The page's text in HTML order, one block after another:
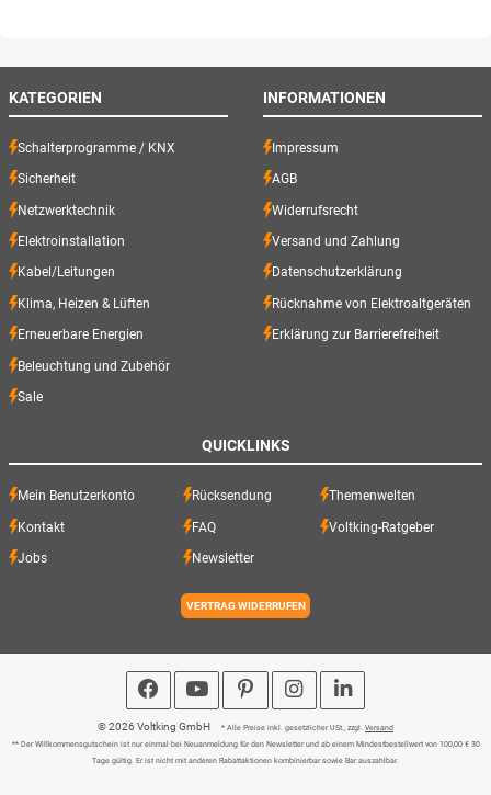
KATEGORIEN
Schalterprogramme / KNX
Sicherheit
Netzwerktechnik
Elektroinstallation
Kabel/Leitungen
Klima, Heizen & Lüften
Erneuerbare Energien
Beleuchtung und Zubehör
Sale
INFORMATIONEN
Impressum
AGB
Widerrufsrecht
Versand und Zahlung
Datenschutzerklärung
Rücknahme von Elektroaltgeräten
Erklärung zur Barrierefreiheit
QUICKLINKS
Mein Benutzerkonto Rücksendung Themenwelten
Kontakt FAQ Voltking-Ratgeber
Jobs Newsletter
VERTRAG WIDERRUFEN
© 2026 Voltking GmbH * Alle Preise inkl. gesetzlicher USt., zzgl. Versand
** Der Willkommensgutschein ist nur einmal bei Neuanmeldung für den Newsletter und ab einem Mindestbestellwert von 100,00 € 30
Tage gültig. Er ist nicht mit anderen Rabattaktionen kombinierbar sowie Bar auszahlbar.